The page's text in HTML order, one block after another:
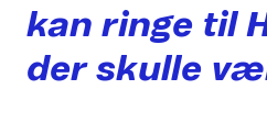
kan ringe til
der skulle